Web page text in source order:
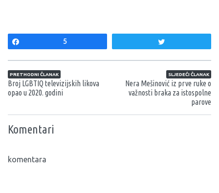
5
Navigacija članaka
PRETHODNI ČLANAK
Broj LGBTIQ televizijskih likova
opao u 2020. godini
SLJEDEĆI ČLANAK
Nera Mešinović iz prve ruke o
važnosti braka za istospolne
parove
Komentari
komentara